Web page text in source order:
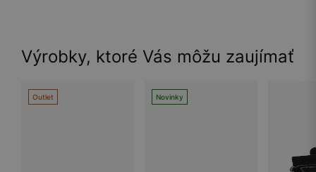
Výrobky, ktoré Vás môžu zaujímať
Outlet Novinky